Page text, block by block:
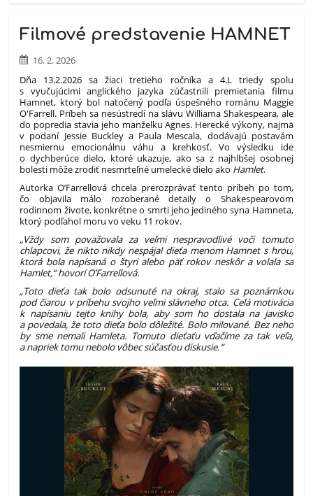
Filmové predstavenie HAMNET
16. 2. 2026
Dňa 13.2.2026 sa žiaci tretieho ročníka a 4.L triedy spolu
s vyučujúcimi anglického jazyka zúčastnili premietania filmu
Hamnet, ktorý bol natočený podľa úspešného románu Maggie
O'Farrell. Príbeh sa nesústredí na slávu Williama Shakespeara, ale
do popredia stavia jeho manželku Agnes. Herecké výkony, najmä
v podaní Jessie Buckley a Paula Mescala, dodávajú postavám
nesmiernu emocionálnu váhu a krehkosť. Vo výsledku ide
o dychberúce dielo, ktoré ukazuje, ako sa z najhlbšej osobnej
bolesti môže zrodiť nesmrteľné umelecké dielo ako Hamlet.
Autorka O’Farrellová chcela prerozprávať tento príbeh po tom,
čo objavila málo rozoberané detaily o Shakespearovom
rodinnom živote, konkrétne o smrti jeho jediného syna Hamneta,
ktorý podľahol moru vo veku 11 rokov.
„Vždy som považovala za veľmi nespravodlivé voči tomuto
chlapcovi, že nikto nikdy nespájal dieťa menom Hamnet s hrou,
ktorá bola napísaná o štyri alebo päť rokov neskôr a volala sa
Hamlet,“ hovorí O’Farrellová.
„Toto dieťa tak bolo odsunuté na okraj, stalo sa poznámkou
pod čiarou v príbehu svojho veľmi slávneho otca. Celá motivácia
k napísaniu tejto knihy bola, aby som ho dostala na javisko
a povedala, že toto dieťa bolo dôležité. Bolo milované. Bez neho
by sme nemali Hamleta. Tomuto dieťaťu vďačíme za tak veľa,
a napriek tomu nebolo vôbec súčasťou diskusie.“